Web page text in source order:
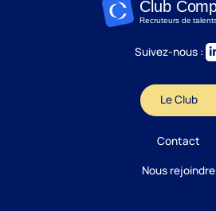
Suivez-nous :
Le Club
Contact
Nous rejoindre